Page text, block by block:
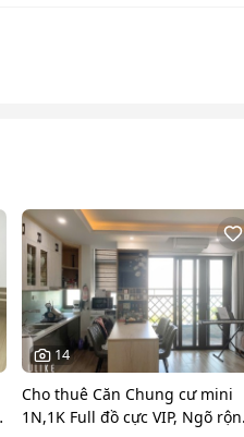
14
Cho thuê Căn Chung cư mini
1N,1K Full đồ cực VIP, Ngõ